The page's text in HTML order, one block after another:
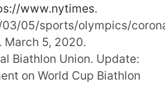
www.nytimes.
05/sports/olympics/
March 5, 2020.
Biathlon Union. Update:
on World Cup Biathlon